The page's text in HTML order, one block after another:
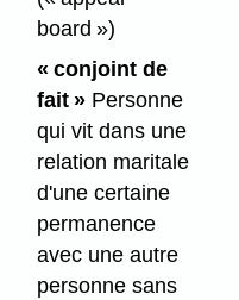
board »)
« conjoint de
fait »Personne
qui vit dans une
relation maritale
d'une certaine
permanence
avec une autre
personne sans